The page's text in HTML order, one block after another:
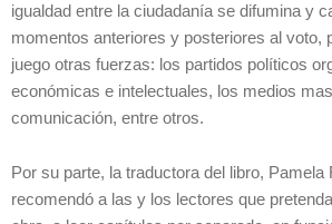
igualdad entre la ciudadanía se difumina y
momentos anteriores y posteriores al voto,
juego otras fuerzas: los partidos políticos
económicas e intelectuales, los medios
comunicación, entre otros.
Por su parte, la traductora del libro, Pamela
recomendó a las y los lectores que